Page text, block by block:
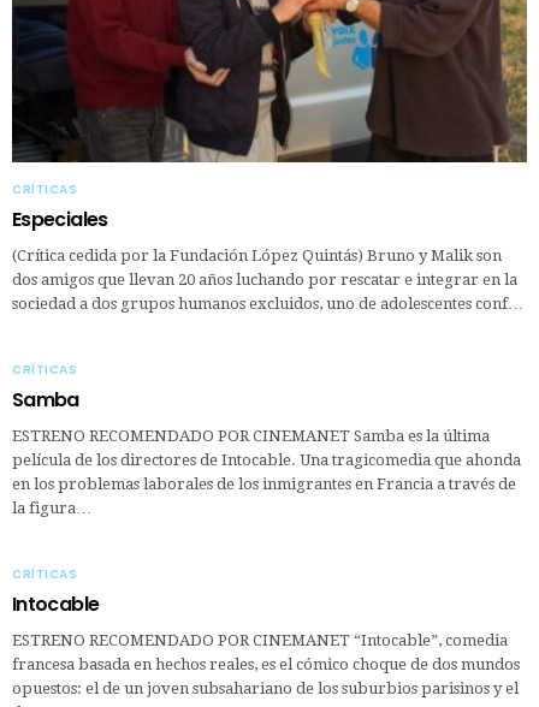
CRÍTICAS
Especiales
(Crítica cedida por la Fundación López Quintás) Bruno y Malik son
dos amigos que llevan 20 años luchando por rescatar e integrar en la
sociedad a dos grupos humanos excluidos, uno de adolescentes conf…
CRÍTICAS
Samba
ESTRENO RECOMENDADO POR CINEMANET Samba es la última
película de los directores de Intocable. Una tragicomedia que ahonda
en los problemas laborales de los inmigrantes en Francia a través de
la figura…
CRÍTICAS
Intocable
ESTRENO RECOMENDADO POR CINEMANET “Intocable”, comedia
francesa basada en hechos reales, es el cómico choque de dos mundos
opuestos: el de un joven subsahariano de los suburbios parisinos y el